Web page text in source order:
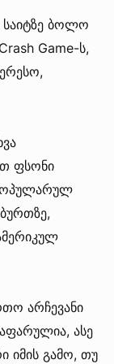
საიტზე ბოლო
Game-ს,
ფსონი
არჩევანი
ასე
იმის გამო, თუ